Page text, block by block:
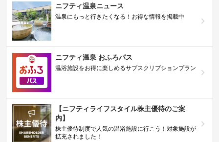
ニフティ温泉ニュース
温泉にもっと行きたくなる！お得な情報を掲載中
ニフティ温泉 おふろパス
温浴施設をお得に楽しめるサブスクリプションプラン
【ニフティライフスタイル株主優待のご案
内】
株主優待制度で人気の温浴施設に行こう！対象施設が
拡充されました！